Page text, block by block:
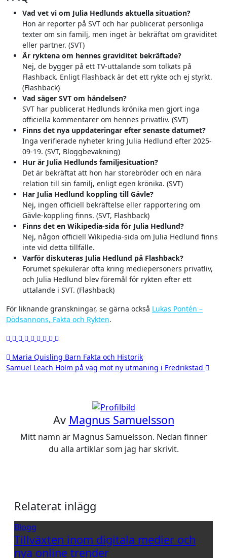
Vad vet vi om Julia Hedlunds aktuella situation?
Hon är reporter på SVT och har publicerat personliga
texter om sin familj, men inget är bekräftat om graviditet
eller partner. (SVT)
Är ryktena om hennes graviditet bekräftade?
Nej, de bygger på ett TV-uttalande som tolkats på
Flashback. Enligt Flashback är det ett rykte och ej styrkt.
(Flashback)
Vad säger SVT om händelsen?
SVT har publicerat Hedlunds krönika men gjort inga
officiella kommentarer om hennes privatliv. (SVT)
Finns det nya uppdateringar efter senaste datumet?
Inga verifierade nyheter kring Julia Hedlund efter 2025-
09-19. (SVT, Bloggbevakning)
Hur är Julia Hedlunds familjesituation?
Det är bekräftat att hon har storebröder och en nära
relation till sin familj, enligt egen krönika. (SVT)
Har Julia Hedlund koppling till Gävle?
Nej, ingen officiell bekräftelse eller rapportering om
Gävle-koppling finns. (SVT, Flashback)
Finns det en Wikipedia-sida för Julia Hedlund?
Nej, någon officiell Wikipedia-sida om Julia Hedlund finns
inte vid detta tillfälle.
Varför diskuteras Julia Hedlund på Flashback?
Forumet spekulerar ofta kring mediepersoners privatliv,
och Julia Hedlund blev föremål för rykten efter ett
uttalande i SVT. (Flashback)
För liknande granskningar, se gärna också Lukas Pontén –
Dödsannons, Fakta och Rykten.
Inläggsnavigering
Maria Quisling Barn Fakta och Historik
Samuel Leach Holm på väg mot ny utmaning i Fredrikstad
Av Magnus Samuelsson
Mitt namn är Magnus Samuelsson. Nedan finner
du alla artiklar som jag har skrivit.
Relaterat inlägg
Blogg
Tillväxten inom digitala medier och
nya online trender